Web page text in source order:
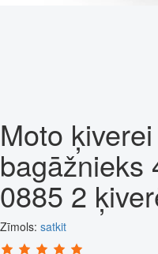
Moto
bagāžnieks
0885 2
Zīmols: satkit